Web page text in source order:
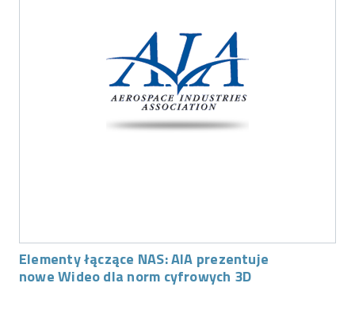
Elementy łączące NAS: AIA prezentuje
nowe Wideo dla norm cyfrowych 3D